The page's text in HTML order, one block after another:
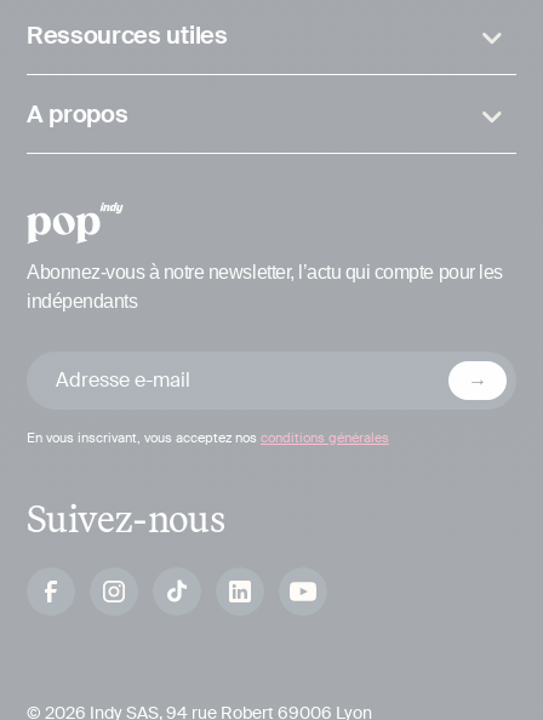
Ressources utiles
A propos
Abonnez-vous à notre newsletter, l’actu qui compte pour les
indépendants
En vous inscrivant, vous acceptez nos conditions générales
Suivez-nous
© 2026 Indy SAS, 94 rue Robert 69006 Lyon